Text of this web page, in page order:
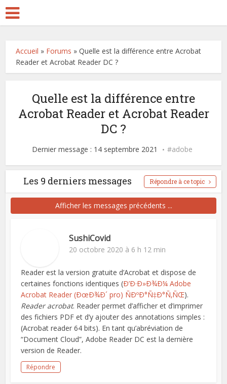
Accueil » Forums »Quelle est la différence entre Acrobat
Reader et Acrobat Reader DC ?
Quelle est la différence entre
Acrobat Reader et Acrobat Reader
DC ?
Dernier message : 14 septembre 2021 adobe
Les 9 derniers messages Répondre à ce topic
Afficher les messages précédents ...
SushiCovid
20 octobre 2020 à 6 h 12 min
Reader est la version gratuite d’Acrobat et dispose de
certaines fonctions identiques (Ð’Ð·Ð»Ð¾Ð¼ Adobe
Acrobat Reader (ÐœÐ¾Ð´ pro) ÑÐºÐ°Ñ‡Ð°Ñ‚ÑŒ).
Reader acrobat. Reader permet d’afficher et d’imprimer
des fichiers PDF et d’y ajouter des annotations simples :
(Acrobat reader 64 bits). En tant qu’abréviation de
“Document Cloud”, Adobe Reader DC est la dernière
version de Reader.
Répondre